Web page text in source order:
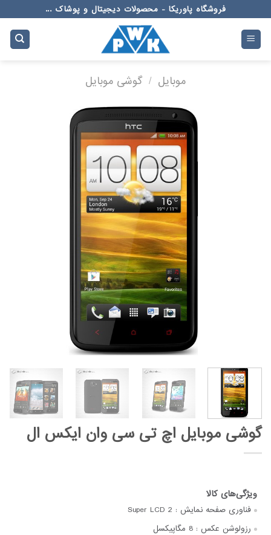
to
content
فروشگاه پاوریکا - محصولات دیجیتال و پوشاک ...
موبایل / گوشی موبایل
گوشی موبایل اچ تی سی وان ایکس ال
فناوری صفحه‌ نمایش : Super LCD 2
رزولوشن عکس : 8 مگاپیکسل